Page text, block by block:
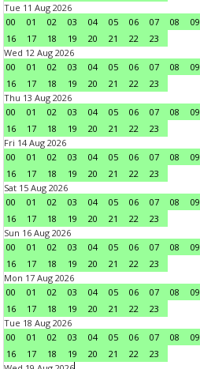
Tue 11 Aug 2026
00
01 02 03 04 05 06 07 08 09
16
17 18 19 20 21 22
23
Wed 12 Aug 2026
00
01 02 03 04 05 06 07 08 09
16
17 18 19 20 21 22
23
Thu 13 Aug 2026
00
01 02 03 04 05 06 07 08 09
16
17 18 19 20 21 22
23
Fri 14 Aug 2026
00
01 02 03 04 05 06 07 08 09
16
17 18 19 20 21 22
23
Sat 15 Aug 2026
00
01 02 03 04 05 06 07 08 09
16
17 18 19 20 21 22
23
Sun 16 Aug 2026
00
01 02 03 04 05 06 07 08 09
16
17 18 19 20 21 22
23
Mon 17 Aug 2026
00
01 02 03 04 05 06 07 08 09
16
17 18 19 20 21 22
23
Tue 18 Aug 2026
00
01 02 03 04 05 06 07 08 09
16
17 18 19 20 21 22
23